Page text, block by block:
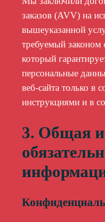
заказов (AVV) на
вышеуказанной
требуемый
который
персональные
веб-сайта только в
инструкциями и в
3. Общая и